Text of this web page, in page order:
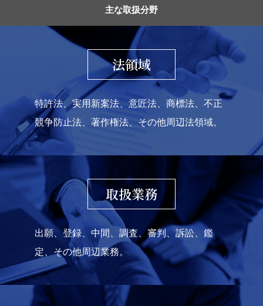
主な取扱分野
法領域
特許法、実用新案法、意匠法、商標法、不正
競争防止法、著作権法、その他周辺法領域。
取扱業務
出願、登録、中間、調査、審判、訴訟、鑑
定、その他周辺業務。